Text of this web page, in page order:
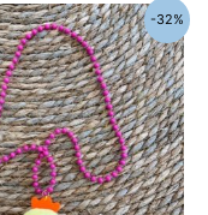
-32%
El
precio
original
era:
12,60€.
El
precio
actual
es:
8,60€.